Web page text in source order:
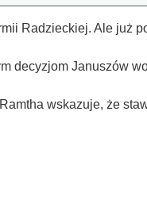
Radzieckiej. Ale już
decyzjom Januszów
wskazuje, że